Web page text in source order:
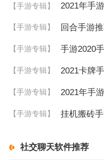
【手游专辑】 2021年手
【手游专辑】 回合手游
【手游专辑】 手游2020
【手游专辑】 2021卡牌
【手游专辑】 2021年手
【手游专辑】 挂机搬砖
社交聊天软件推荐